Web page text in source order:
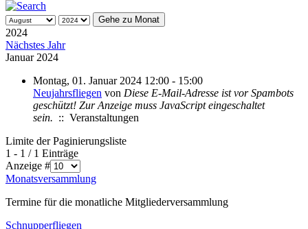
Gehe zu Monat
2024
Nächstes Jahr
Januar 2024
Montag, 01. Januar 2024 12:00 - 15:00
Neujahrsfliegen von Diese E-Mail-Adresse ist vor Spambots
geschützt! Zur Anzeige muss JavaScript eingeschaltet
sein. :: Veranstaltungen
Limite der Paginierungsliste
1 - 1 / 1 Einträge
Anzeige #
Monatsversammlung
Termine für die monatliche Mitgliederversammlung
Schnupperfliegen